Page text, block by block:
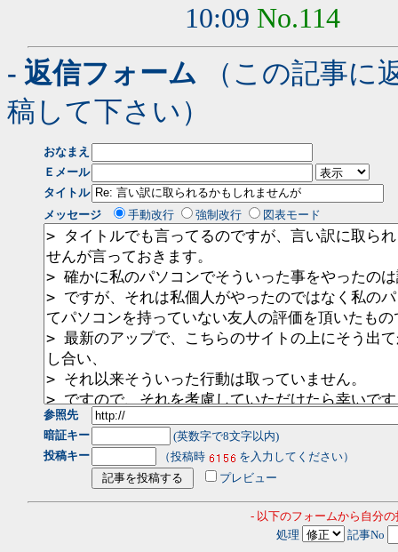
10:09 No.114
- 返信フォーム （この記事に
稿して下さい）
おなまえ
Ｅメール
タイトル
メッセージ
手動改行 強制改行 図表モード
参照先
暗証キー
(英数字で8文字以内)
投稿キー
（投稿時
を入力してください）
プレビュー
- 以下のフォームから自分
処理
記事No